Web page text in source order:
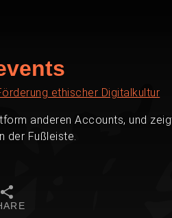
ethischer Digitalkultur
anderen Accounts, und
der Fußleiste.